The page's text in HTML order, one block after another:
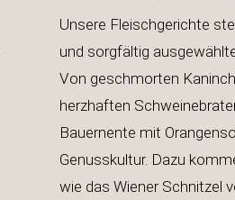
Unsere Fleischgerichte
und sorgfältig
Von geschmorten
herzhaften
Bauernente mit
Genusskultur.
wie das Wiener